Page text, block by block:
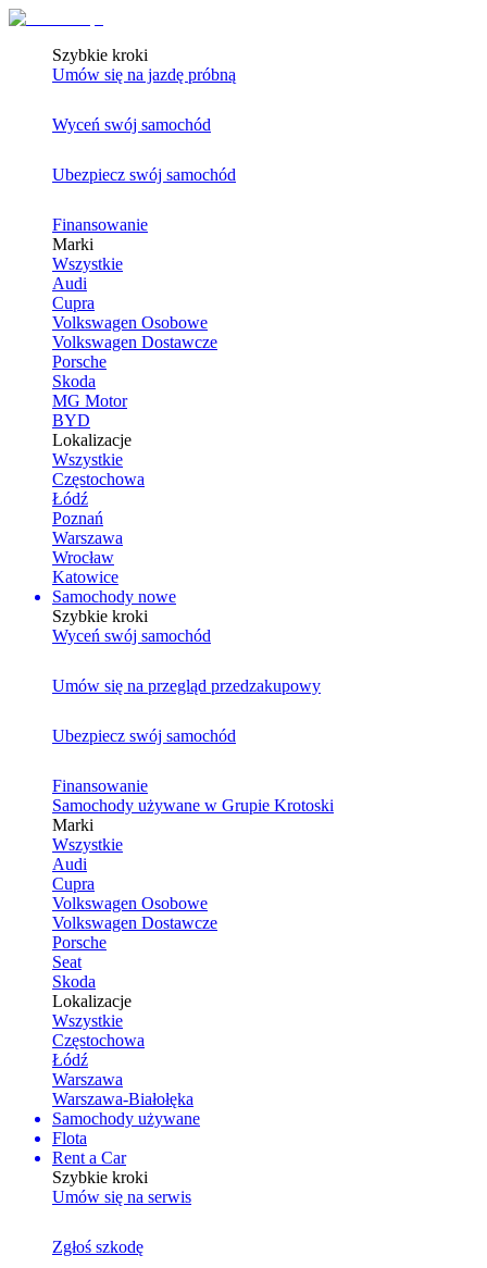
Szybkie kroki
Umów się na jazdę próbną
Wyceń swój samochód
Ubezpiecz swój samochód
Finansowanie
Marki
Wszystkie
Audi
Cupra
Volkswagen Osobowe
Volkswagen Dostawcze
Porsche
Skoda
MG Motor
BYD
Lokalizacje
Wszystkie
Częstochowa
Łódź
Poznań
Warszawa
Wrocław
Katowice
Samochody nowe
Szybkie kroki
Wyceń swój samochód
Umów się na przegląd przedzakupowy
Ubezpiecz swój samochód
Finansowanie
Samochody używane w Grupie Krotoski
Marki
Wszystkie
Audi
Cupra
Volkswagen Osobowe
Volkswagen Dostawcze
Porsche
Seat
Skoda
Lokalizacje
Wszystkie
Częstochowa
Łódź
Warszawa
Warszawa-Białołęka
Samochody używane
Flota
Rent a Car
Szybkie kroki
Umów się na serwis
Zgłoś szkodę